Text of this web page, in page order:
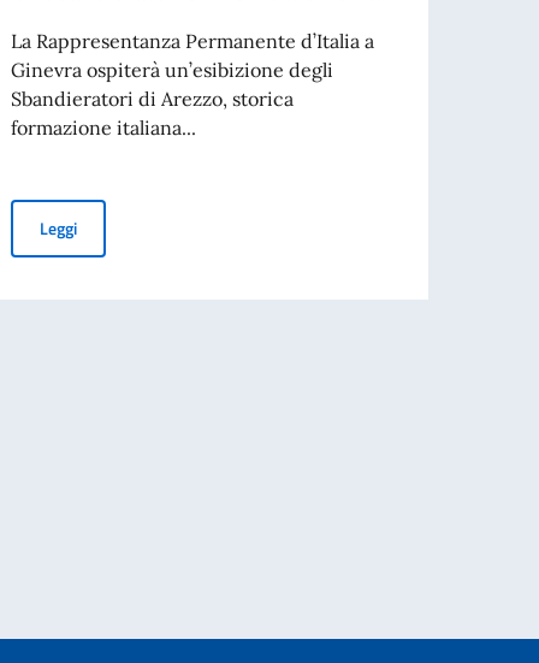
d’Italia
al side event “Building Momentum Towards a Moratorium on
La Rappresentanza Permanente d’Italia a
Ginevra ospiterà un’esibizione degli
Sbandieratori di Arezzo, storica
formazione italiana...
LeggiGli Sbandieratori di Arezzo a Ginevra